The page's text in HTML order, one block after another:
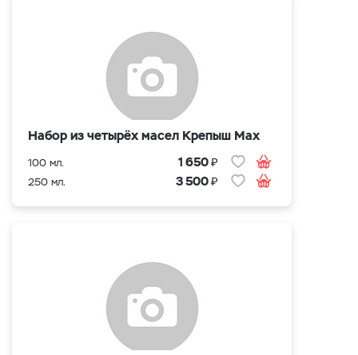
Набор из четырёх масел Крепыш Max
100 мл. 1 650₽
250 мл. 3 500₽